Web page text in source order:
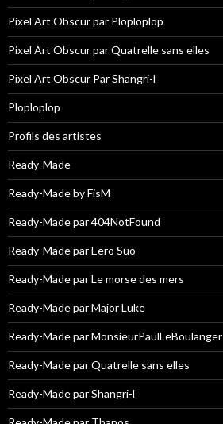
Pixel Art Obscur par Ploploplop
Pixel Art Obscur par Quatrelle sans elles
Pixel Art Obscur Par Shangri-l
Ploploplop
Profils des artistes
Ready-Made
Ready-Made by FisM
Ready-Made par 404NotFound
Ready-Made par Eero Suo
Ready-Made par Le morse des mers
Ready-Made par Major Luke
Ready-Made par MonsieurPaulLeBoulanger
Ready-Made par Quatrelle sans elles
Ready-Made par Shangri-l